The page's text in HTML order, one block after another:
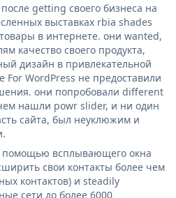
getting своего бизнеса на
выставках rbia shades
в интернете. они wanted,
качество своего продукта,
дизайн в привлекательной
For WordPress не предоставили
они попробовали different
нашли powr slider, и ни один
сайта, был неуклюжим и
помощью всплывающего окна
свои контакты более чем
контактов) и steadily
сети до более 6000